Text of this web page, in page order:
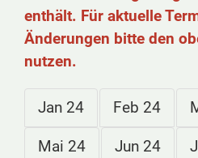
enthält. Für aktuelle
Änderungen bitte den
nutzen.
Jan 24 Feb 24
Mai 24 Jun 24